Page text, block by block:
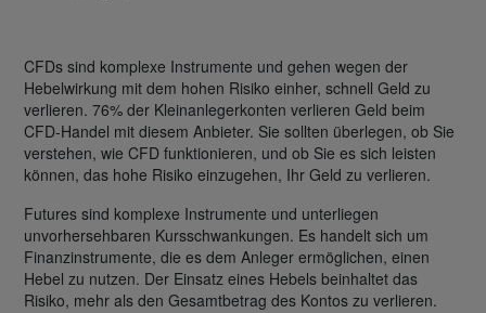
CFDs sind komplexe Instrumente und gehen wegen der
Hebelwirkung mit dem hohen Risiko einher, schnell Geld zu
verlieren. 76% der Kleinanlegerkonten verlieren Geld beim
CFD-Handel mit diesem Anbieter. Sie sollten überlegen, ob Sie
verstehen, wie CFD funktionieren, und ob Sie es sich leisten
können, das hohe Risiko einzugehen, Ihr Geld zu verlieren.
Futures sind komplexe Instrumente und unterliegen
unvorhersehbaren Kursschwankungen. Es handelt sich um
Finanzinstrumente, die es dem Anleger ermöglichen, einen
Hebel zu nutzen. Der Einsatz eines Hebels beinhaltet das
Risiko, mehr als den Gesamtbetrag des Kontos zu verlieren.